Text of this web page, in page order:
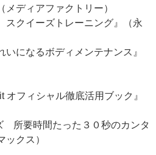
ディアファクトリー）
スクイーズトレーニング』（永
いになるボディメンテナンス』
フィシャル徹底活用ブック』
所要時間たった３０秒のカンタ
ックス）